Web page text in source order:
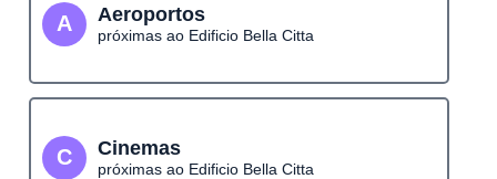
A Aeroportos
próximas ao Edificio Bella Citta
C Cinemas
próximas ao Edificio Bella Citta